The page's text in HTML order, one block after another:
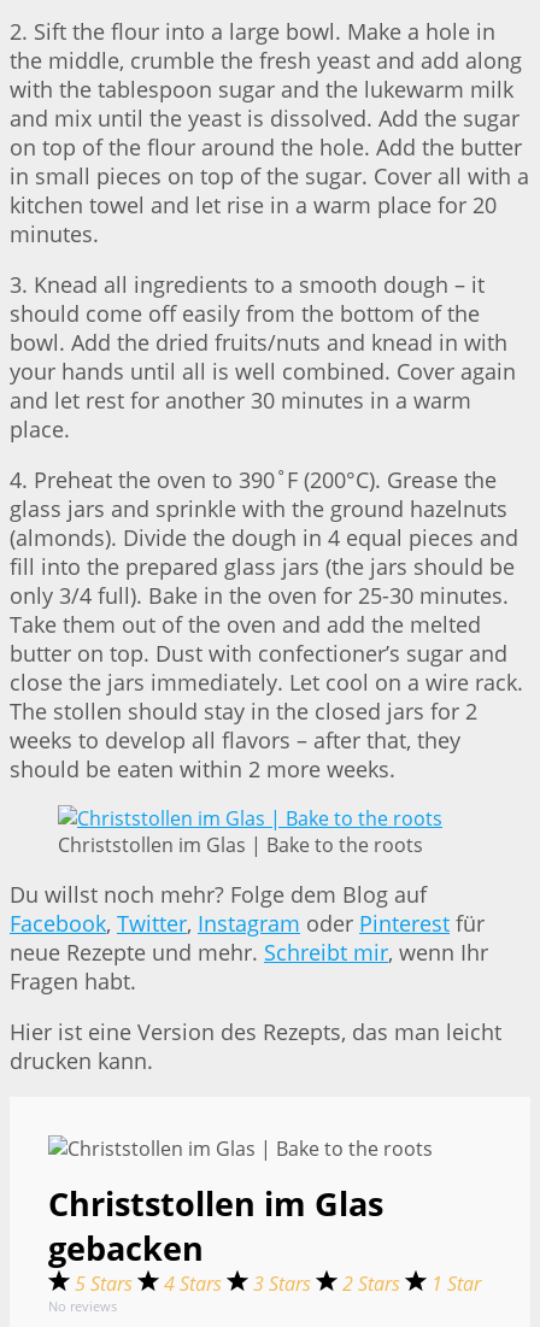
2. Sift the flour into a large bowl. Make a hole in
the middle, crumble the fresh yeast and add along
with the tablespoon sugar and the lukewarm milk
and mix until the yeast is dissolved. Add the sugar
on top of the flour around the hole. Add the butter
in small pieces on top of the sugar. Cover all with a
kitchen towel and let rise in a warm place for 20
minutes.
3. Knead all ingredients to a smooth dough – it
should come off easily from the bottom of the
bowl. Add the dried fruits/nuts and knead in with
your hands until all is well combined. Cover again
and let rest for another 30 minutes in a warm
place.
4. Preheat the oven to 390˚F (200°C). Grease the
glass jars and sprinkle with the ground hazelnuts
(almonds). Divide the dough in 4 equal pieces and
fill into the prepared glass jars (the jars should be
only 3/4 full). Bake in the oven for 25-30 minutes.
Take them out of the oven and add the melted
butter on top. Dust with confectioner’s sugar and
close the jars immediately. Let cool on a wire rack.
The stollen should stay in the closed jars for 2
weeks to develop all flavors – after that, they
should be eaten within 2 more weeks.
Christstollen im Glas | Bake to the roots
Du willst noch mehr? Folge dem Blog auf
Facebook, Twitter, Instagram oder Pinterest für
neue Rezepte und mehr. Schreibt mir, wenn Ihr
Fragen habt.
Hier ist eine Version des Rezepts, das man leicht
drucken kann.
Christstollen im Glas
gebacken
5 Stars 4 Stars 3 Stars 2 Stars 1 Star
No reviews